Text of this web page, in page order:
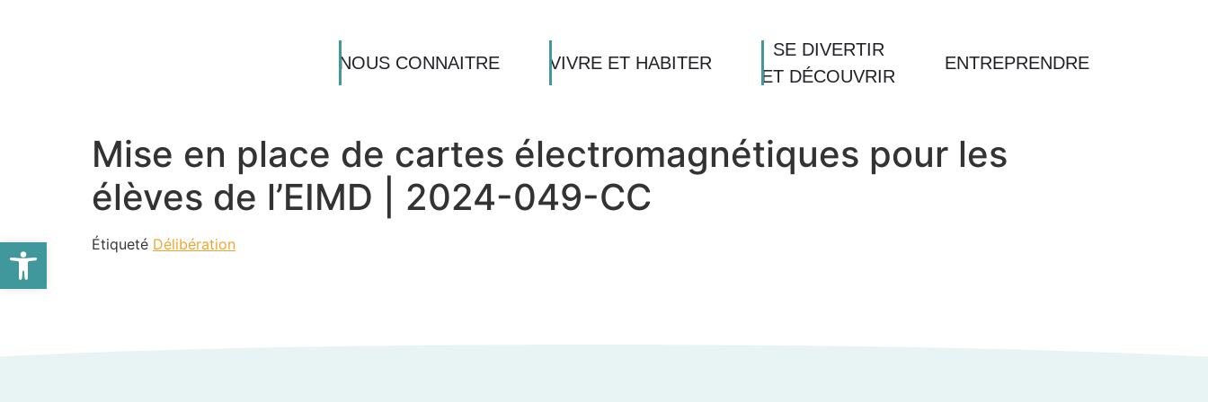
NOUS CONNAITRE VIVRE ET HABITER
SE DIVERTIR
ET DÉCOUVRIR
ENTREPRENDRE
Mise en place de cartes électromagnétiques pour les
élèves de l’EIMD | 2024-049-CC
Étiqueté Délibération
Ouvrir la barre d’outils